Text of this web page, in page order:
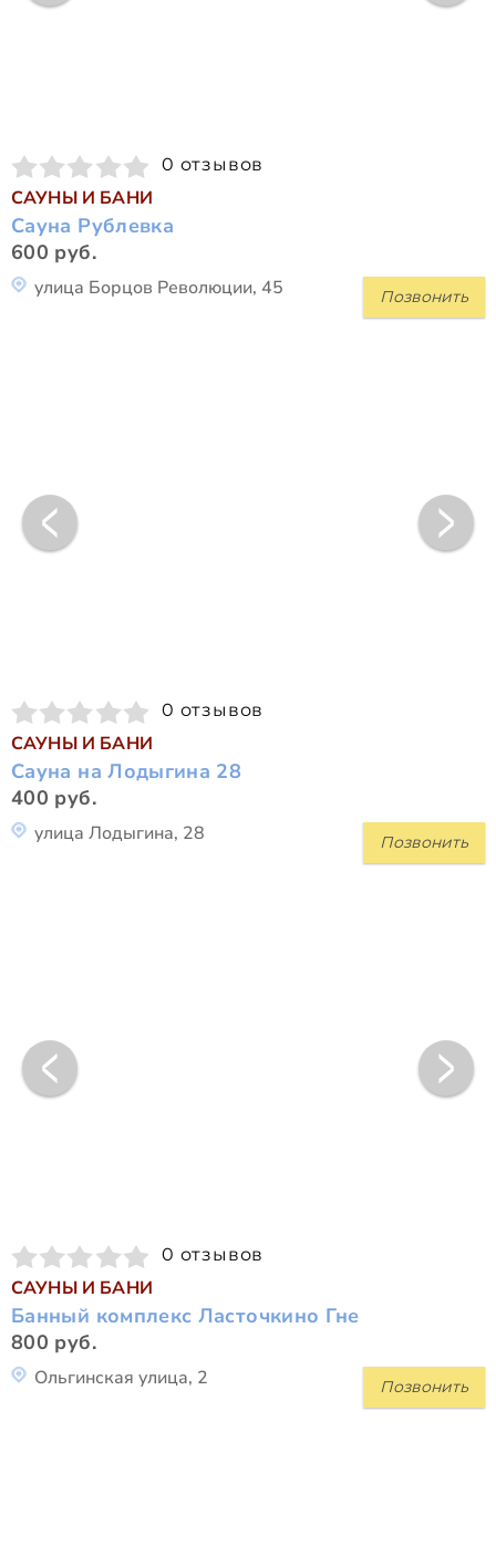
0 отзывов
САУНЫ И БАНИ
Сауна Рублевка
600 руб.
Позвонить
улица Борцов Революции, 45
0 отзывов
САУНЫ И БАНИ
Сауна на Лодыгина 28
400 руб.
Позвонить
улица Лодыгина, 28
0 отзывов
САУНЫ И БАНИ
Банный комплекс Ласточкино Гне
800 руб.
Позвонить
Ольгинская улица, 2